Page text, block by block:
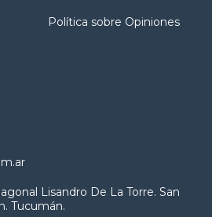
Política sobre Opiniones
Lisandro De La Torre. San
Tucumán.